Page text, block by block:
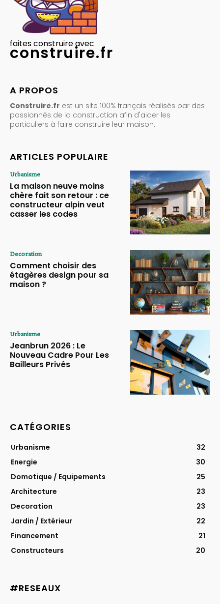
faites construire avec
construire.fr
A PROPOS
Construire.fr est un site 100% français réalisés par des
passionnés de la construction afin d'aider les
particuliers à faire construire leur maison.
ARTICLES POPULAIRE
Urbanisme
La maison neuve moins
chère fait son retour : ce
constructeur alpin veut
casser les codes
Decoration
Comment choisir des
étagères design pour sa
maison ?
Urbanisme
Jeanbrun 2026 : Le
Nouveau Cadre Pour Les
Bailleurs Privés
CATÉGORIES
Urbanisme
32
Energie
30
Domotique / Equipements
25
Architecture
23
Decoration
23
Jardin / Extérieur
22
Financement
21
Constructeurs
20
#RESEAUX